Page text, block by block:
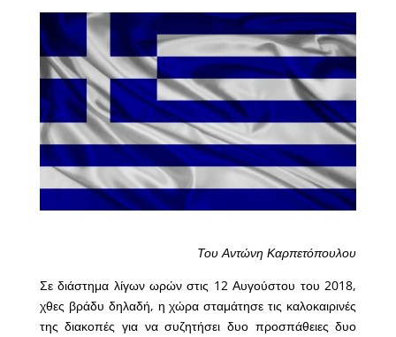
Του Αντώνη Καρπετόπουλου
Σε διάστημα λίγων ωρών στις 12 Αυγούστου του 2018,
χθες βράδυ δηλαδή, η χώρα σταμάτησε τις καλοκαιρινές
της διακοπές για να συζητήσει δυο προσπάθειες δυο